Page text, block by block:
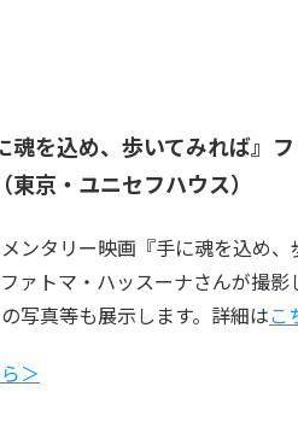
魂を込め、歩いてみれば』
京・ユニセフハウス）
ンタリー映画『手に魂を込め
ァトマ・ハッスーナさんが撮
写真等も展示します。詳細はこ
＞